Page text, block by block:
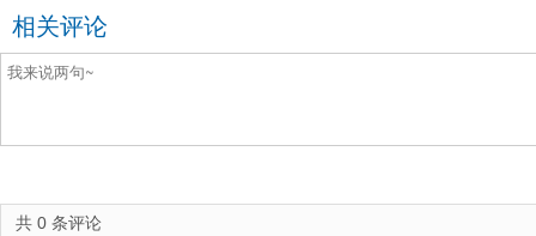
相关评论
共 0 条评论